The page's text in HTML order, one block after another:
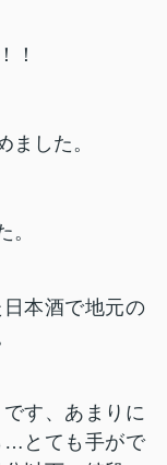
！！
ました。
。
本酒で地元の
す、あまりに
…とても手がで